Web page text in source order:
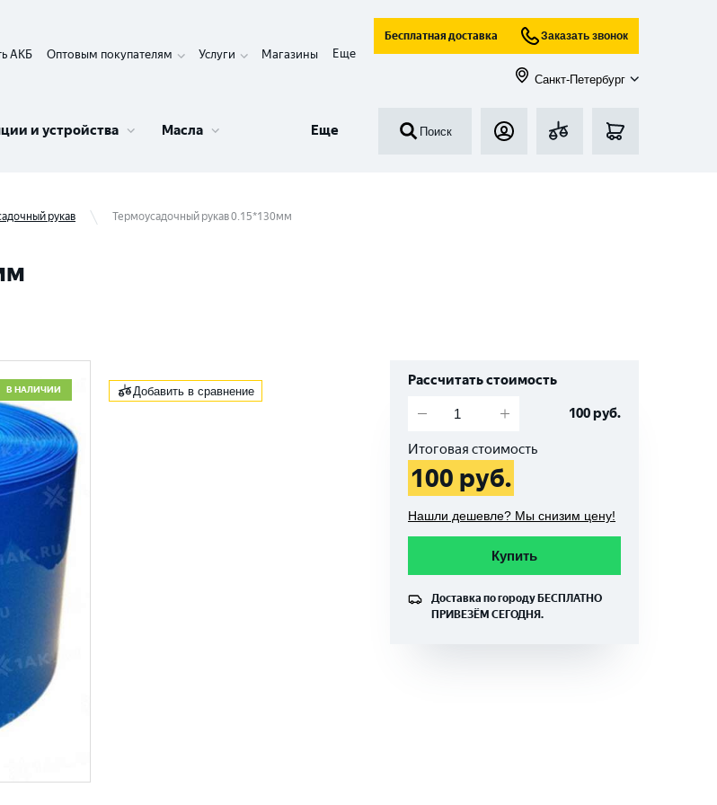
АКБ Оптовым покупателям Услуги Магазины Еще
Бесплатная доставка Заказать звонок
Санкт-Петербург
и устройства Масла Еще Поиск
рукав Термоусадочный рукав 0.15*130мм
В НАЛИЧИИ Добавить в сравнение
Рассчитать стоимость
100руб.
Итоговая стоимость
100 руб.
Нашли дешевле? Мы снизим цену!
Купить
Доставка по городу БЕСПЛАТНО
ПРИВЕЗЁМ СЕГОДНЯ.